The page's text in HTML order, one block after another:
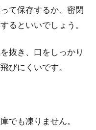
て保存するか、密閉
るといいでしょう。
抜き、口をしっかり
びにくいです。
でも凍りません。